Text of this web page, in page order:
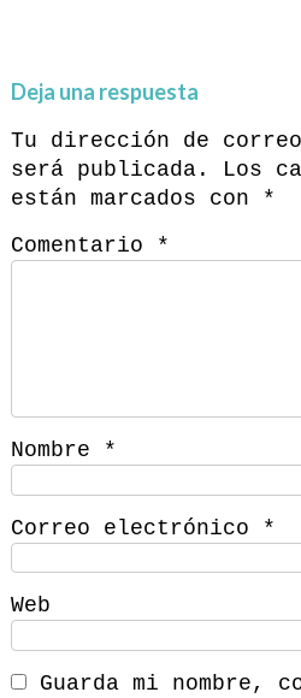
Deja una respuesta
Tu dirección de
será publicada.
Los
están marcados con
*
Comentario
*
Nombre *
Correo electrónico *
Web
Guarda mi nombre,